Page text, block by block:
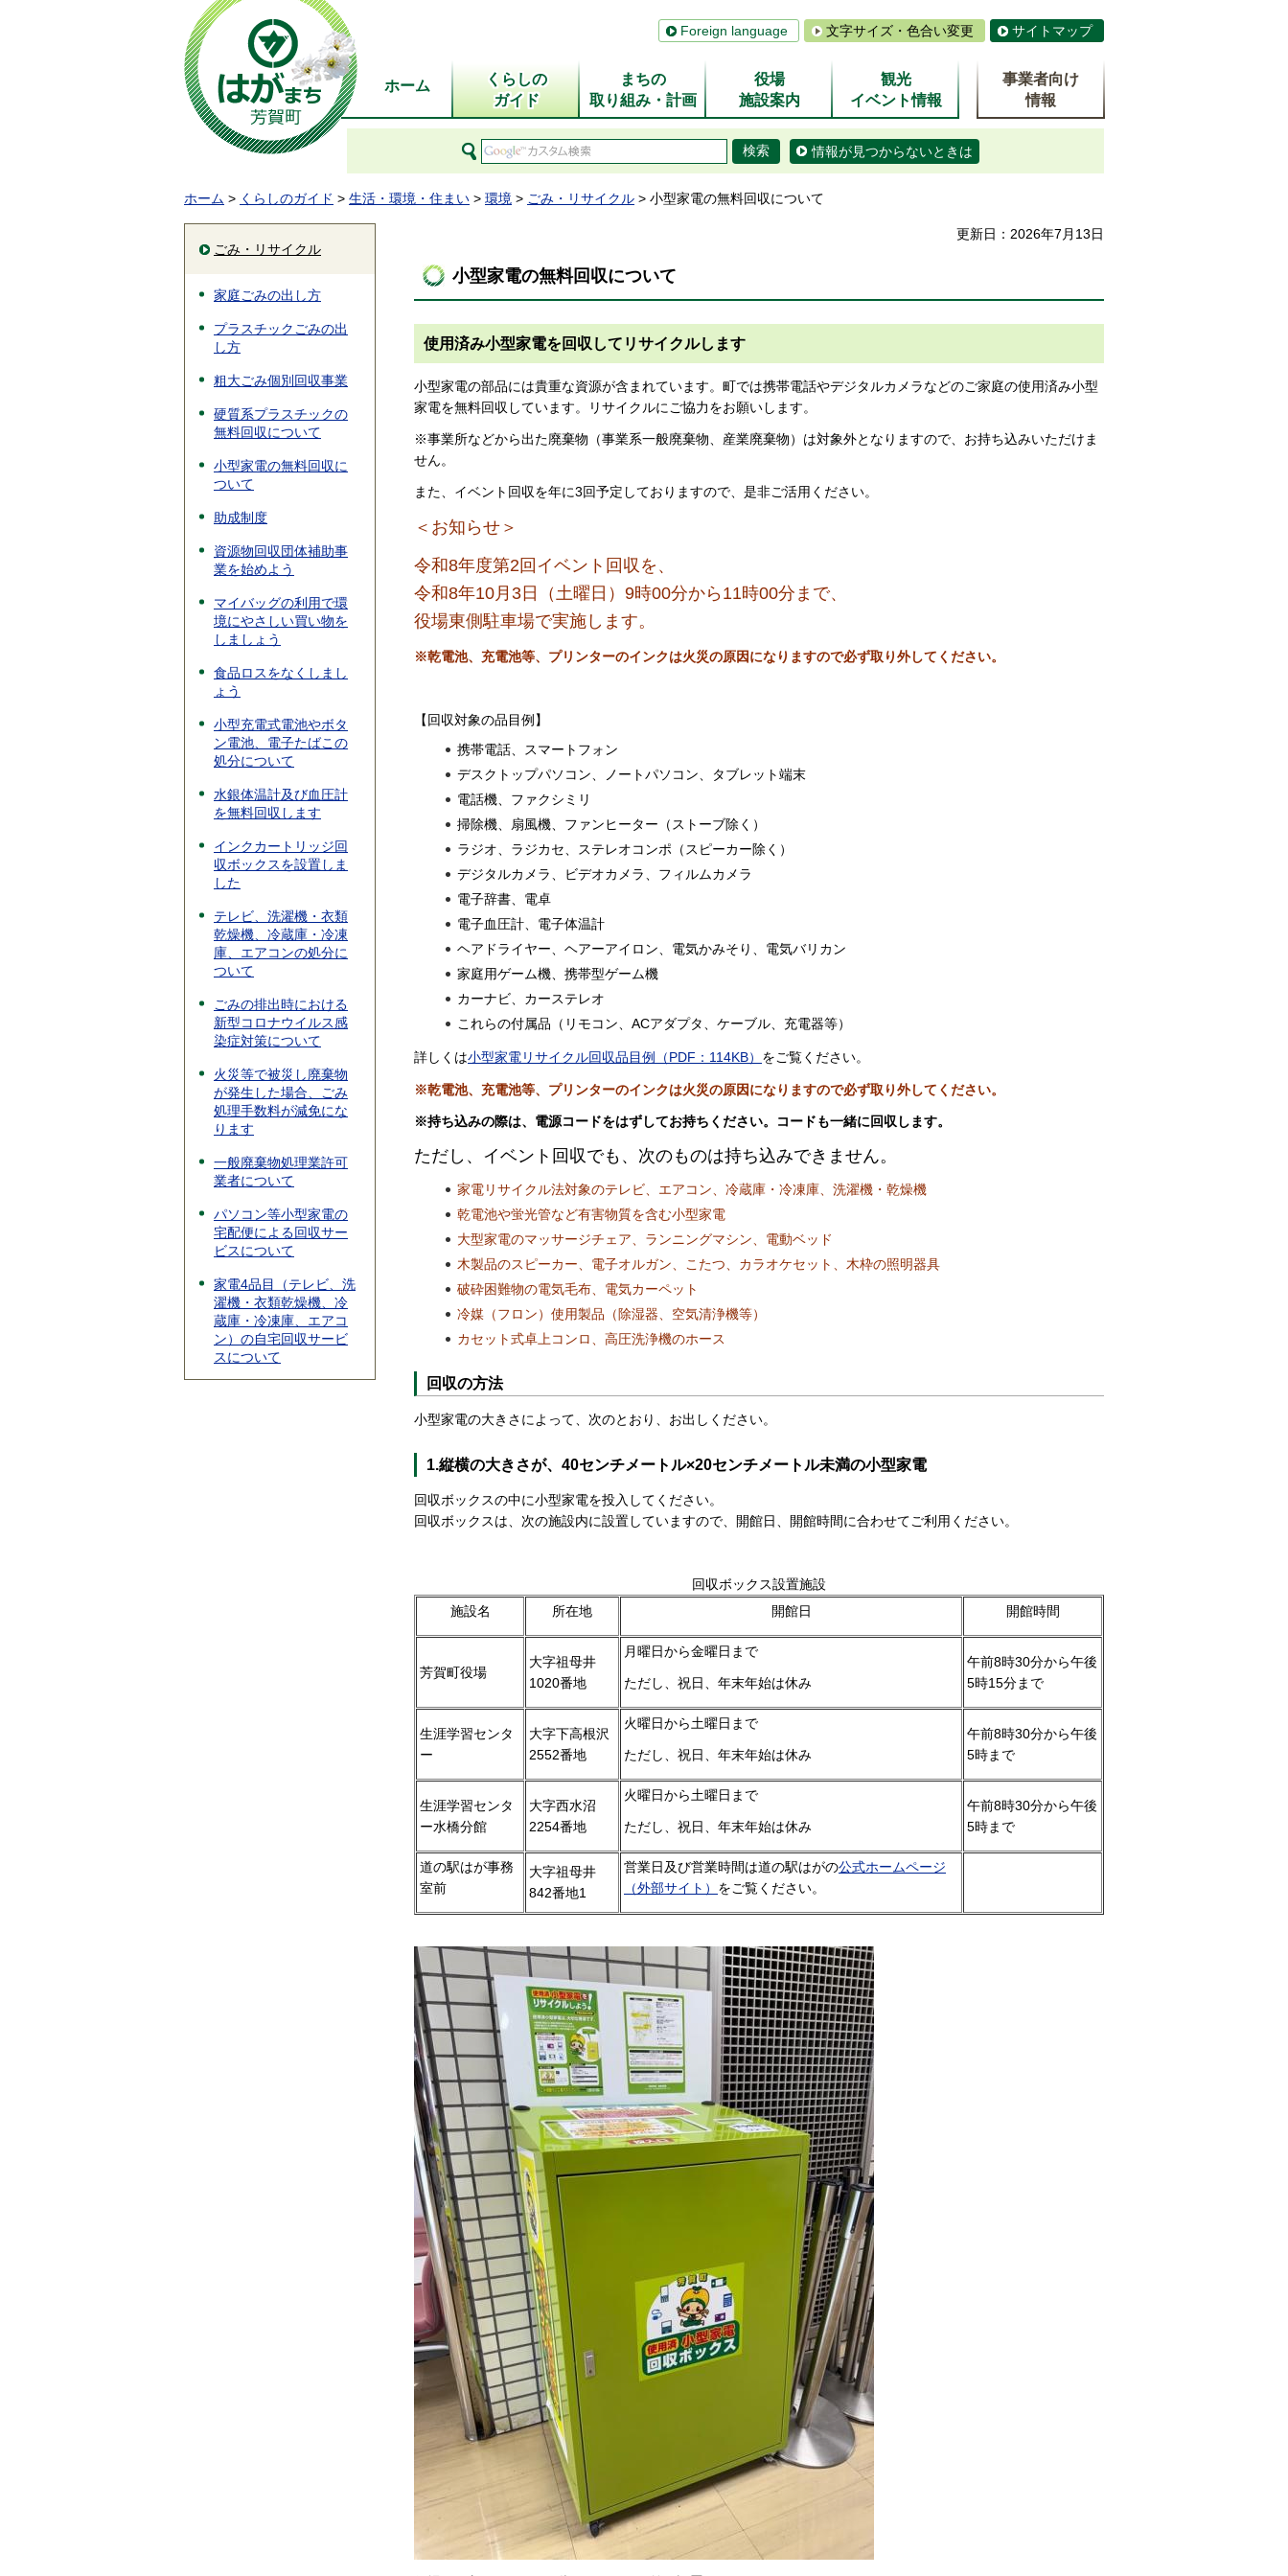
Foreign language 文字サイズ・色合い変更 サイトマップ
ホーム
くらしの
ガイド
まちの
取り組み・計画
役場
施設案内
観光
イベント情報
事業者向け
情報
情報が見つからないときは
ホーム > くらしのガイド > 生活・環境・住まい > 環境 > ごみ・リサイクル > 小型家電の無料回収について
ごみ・リサイクル
家庭ごみの出し方
プラスチックごみの出
し方
粗大ごみ個別回収事業
硬質系プラスチックの
無料回収について
小型家電の無料回収に
ついて
助成制度
資源物回収団体補助事
業を始めよう
マイバッグの利用で環
境にやさしい買い物を
しましょう
食品ロスをなくしまし
ょう
小型充電式電池やボタ
ン電池、電子たばこの
処分について
水銀体温計及び血圧計
を無料回収します
インクカートリッジ回
収ボックスを設置しま
した
テレビ、洗濯機・衣類
乾燥機、冷蔵庫・冷凍
庫、エアコンの処分に
ついて
ごみの排出時における
新型コロナウイルス感
染症対策について
火災等で被災し廃棄物
が発生した場合、ごみ
処理手数料が減免にな
ります
一般廃棄物処理業許可
業者について
パソコン等小型家電の
宅配便による回収サー
ビスについて
家電4品目（テレビ、洗
濯機・衣類乾燥機、冷
蔵庫・冷凍庫、エアコ
ン）の自宅回収サービ
スについて
更新日：2026年7月13日
小型家電の無料回収について
使用済み小型家電を回収してリサイクルします
小型家電の部品には貴重な資源が含まれています。町では携帯電話やデジタルカメラなどのご家庭の使用済み小型
家電を無料回収しています。リサイクルにご協力をお願いします。
※事業所などから出た廃棄物（事業系一般廃棄物、産業廃棄物）は対象外となりますので、お持ち込みいただけま
せん。
また、イベント回収を年に3回予定しておりますので、是非ご活用ください。
＜お知らせ＞
令和8年度第2 回イベント回収を、
令和8年10月3日（土曜日）9時00分から11時00分まで、
役場東側駐車場で実施します。
※乾電池、充電池等、プリンターのインクは火災の原因になりますので必ず取り外してください。
【回収対象の品目例】
携帯電話、スマートフォン
デスクトップパソコン、ノートパソコン、タブレット端末
電話機、ファクシミリ
掃除機、扇風機、ファンヒーター（ストーブ除く）
ラジオ、ラジカセ、ステレオコンポ（スピーカー除く）
デジタルカメラ、ビデオカメラ、フィルムカメラ
電子辞書、電卓
電子血圧計、電子体温計
ヘアドライヤー、ヘアーアイロン、電気かみそり、電気バリカン
家庭用ゲーム機、携帯型ゲーム機
カーナビ、カーステレオ
これらの付属品（リモコン、ACアダプタ、ケーブル、充電器等）
詳しくは小型家電リサイクル回収品目例（PDF：114KB） をご覧ください。
※乾電池、充電池等、プリンターのインクは火災の原因になりますので必ず取り外してください。
※持ち込みの際は、電源コードをはずしてお持ちください。コードも一緒に回収します。
ただし、イベント回収でも、次のものは持ち込みできません。
家電リサイクル法対象のテレビ、エアコン、冷蔵庫・冷凍庫、洗濯機・乾燥機
乾電池や蛍光管など有害物質を含む小型家電
大型家電のマッサージチェア、ランニングマシン、電動ベッド
木製品のスピーカー、電子オルガン、こたつ、カラオケセット、木枠の照明器具
破砕困難物の電気毛布、電気カーペット
冷媒（フロン）使用製品（除湿器、空気清浄機等）
カセット式卓上コンロ、高圧洗浄機のホース
回収の方法
小型家電の大きさによって、次のとおり、お出しください。
1.縦横の大きさが、40センチメートル×20センチメートル未満の小型家電
回収ボックスの中に小型家電を投入してください。
回収ボックスは、次の施設内に設置していますので、開館日、開館時間に合わせてご利用ください。
回収ボックス設置施設
施設名
所在地 開館日 開館時間
芳賀町役場
大字祖母井
1020番地
月曜日から金曜日まで
ただし、祝日、年末年始は休み
午前8時30分から午後
5時15分まで
生涯学習センタ
ー
大字下高根沢
2552番地
火曜日から土曜日まで
ただし、祝日、年末年始は休み
午前8時30分から午後
5時まで
生涯学習センタ
ー水橋分館
大字西水沼
2254番地
火曜日から土曜日まで
ただし、祝日、年末年始は休み
午前8時30分から午後
5時まで
道の駅はが事務
室前
大字祖母井
842番地1
営業日及び営業時間は道の駅はがの公式ホームページ
（外部サイト） をご覧ください。